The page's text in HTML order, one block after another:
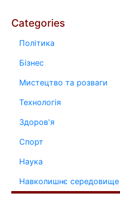
Categories
Політика
Бізнес
Мистецтво та розваги
Технологія
Здоров'я
Спорт
Наука
Навколишнє середовище